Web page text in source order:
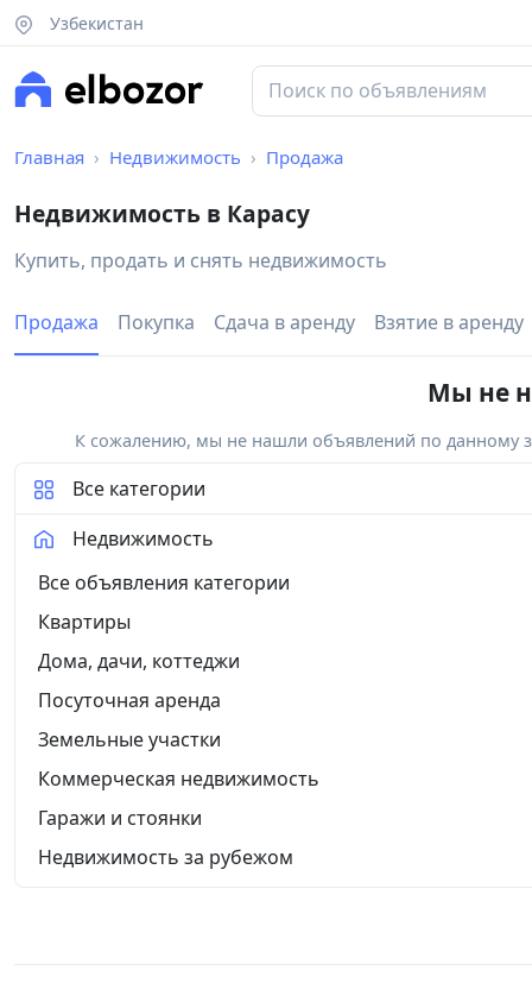
Узбекистан
Главная Недвижимость Продажа
Недвижимость в Карасу
Купить, продать и снять недвижимость
Продажа Покупка Сдача в аренду Взятие в аренду
Мы не
К сожалению, мы не нашли объявлений по данному
Все категории
Недвижимость
Все объявления категории
Квартиры
Дома, дачи, коттеджи
Посуточная аренда
Земельные участки
Коммерческая недвижимость
Гаражи и стоянки
Недвижимость за рубежом